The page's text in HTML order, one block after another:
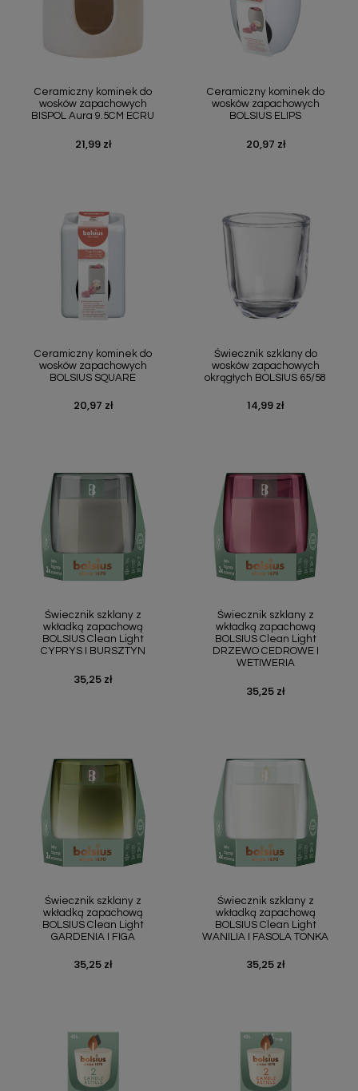
Ceramiczny kominek do
wosków zapachowych
BISPOL Aura 9.5CM ECRU
Cena
21,99 zł
Ceramiczny kominek do
wosków zapachowych
BOLSIUS ELIPS
Cena
20,97 zł
Ceramiczny kominek do
wosków zapachowych
BOLSIUS SQUARE
Cena
20,97 zł
Świecznik szklany do
wosków zapachowych
okrągłych BOLSIUS 65/58
Cena
14,99 zł
Świecznik szklany z
wkładką zapachową
BOLSIUS Clean Light
CYPRYS I BURSZTYN
Cena
35,25 zł
Świecznik szklany z
wkładką zapachową
BOLSIUS Clean Light
DRZEWO CEDROWE I
WETIWERIA
Cena
35,25 zł
Świecznik szklany z
wkładką zapachową
BOLSIUS Clean Light
GARDENIA I FIGA
Cena
35,25 zł
Świecznik szklany z
wkładką zapachową
BOLSIUS Clean Light
WANILIA I FASOLA TONKA
Cena
35,25 zł